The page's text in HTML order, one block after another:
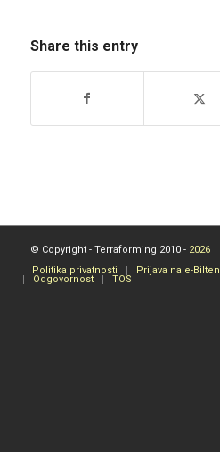
Share this entry
© Copyright - Terraforming 2010 - 2026
Politika privatnosti
Prijava na e-Bilten
Odgovornost TOS